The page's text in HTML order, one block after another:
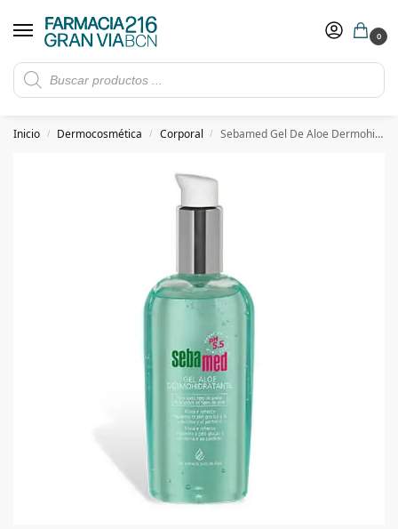
0
Rebajas de verano hasta -30%
​ 5€ de descuento con el cupón 5GRANVIA (compras superiores a 150€)
Inicio / Dermocosmética / Corporal / Sebamed Gel De Aloe Dermohidratante 200ml